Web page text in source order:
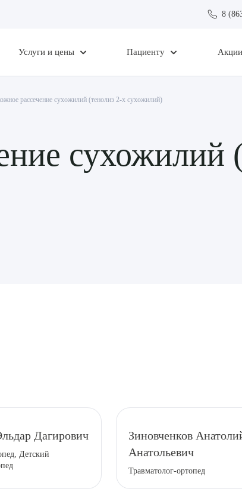
8
Услуги и цены Пациенту Акции
рассечение сухожилий (тенолиз 2-х сухожилий)
сухожилий
Дагирович
Детский
Зиновченков
Анатольевич
Травматолог-ортопед
Я даю согласие на обработку персональных